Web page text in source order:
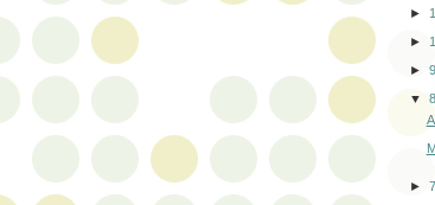
►
►
►
▼
►